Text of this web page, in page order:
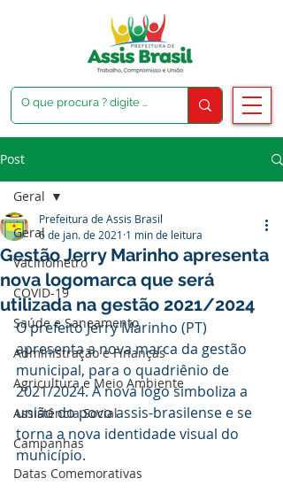
Post
Geral
Vacinômetro
COVID-19
Saúde e Saneamento
Administração e Finanças
Agricultura e Meio Ambiente
Assistência Social
Campanhas
Datas Comemorativas
Geral
Gestão Jerry Marinho apresenta
nova logomarca que será
utilizada na gestão 2021/2024
Prefeitura de Assis Brasil
6 de jan. de 2021 1 min de leitura
O prefeito Jerry Marinho (PT)
apresenta a nova marca da gestão
municipal, para o quadriênio de
2021/2024. A nova logo simboliza a
união do povo assis-brasilense e se
torna a nova identidade visual do
município.